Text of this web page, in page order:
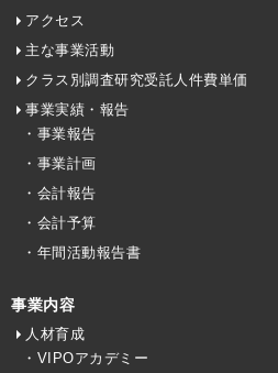
アクセス
主な事業活動
クラス別調査研究受託人件費単価
事業実績・報告
・事業報告
・事業計画
・会計報告
・会計予算
・年間活動報告書
事業内容
人材育成
・VIPOアカデミー